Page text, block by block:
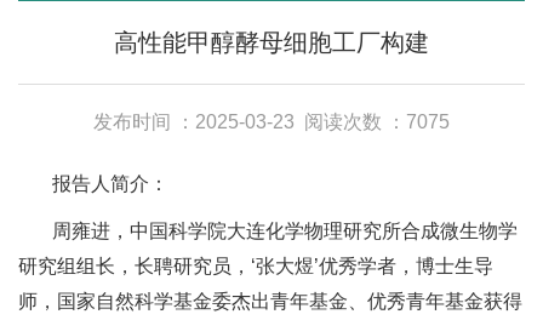
高性能甲醇酵母细胞工厂构建
发布时间 ：2025-03-23 阅读次数 ：7075
报告人简介：
周雍进，中国科学院大连化学物理研究所合成微生物学
研究组组长，长聘研究员，‘张大煜’优秀学者，博士生导
师，国家自然科学基金委杰出青年基金、优秀青年基金获得